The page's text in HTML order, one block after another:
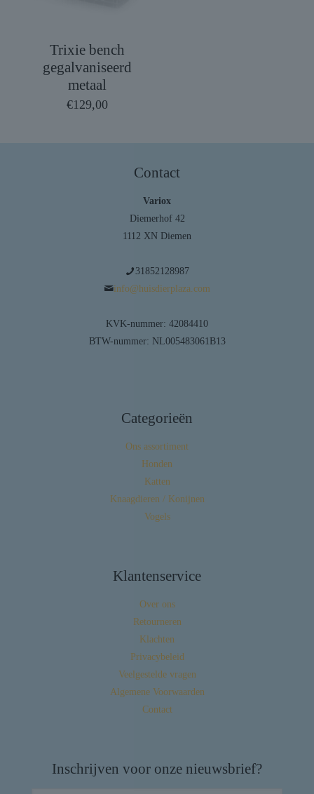
Trixie bench
gegalvaniseerd
metaal
€129,00
Contact
Variox
Diemerhof 42
1112 XN Diemen
31852128987
info@huisdierplaza.com
KVK-nummer: 42084410
BTW-nummer: NL005483061B13
Categorieën
Ons assortiment
Honden
Katten
Knaagdieren / Konijnen
Vogels
Klantenservice
Over ons
Retourneren
Klachten
Privacybeleid
Veelgestelde vragen
Algemene Voorwaarden
Contact
Inschrijven voor onze nieuwsbrief?